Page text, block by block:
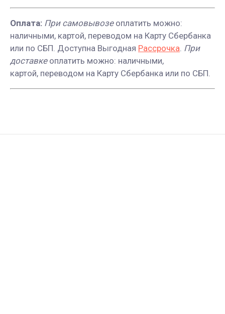
Оплата: При самовывозеоплатить можно:
наличными, картой, переводом на Карту Сбербанка
или по СБП. Доступна Выгодная Рассрочка. При
доставкеоплатить можно: наличными,
картой, переводом на Карту Сбербанка или по СБП.